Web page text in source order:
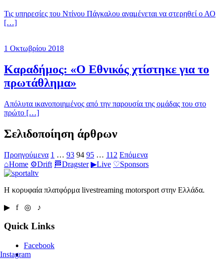
Τις υπηρεσίες του Ντίνου Πάγκαλου αναμένεται να στερηθεί ο ΑΟ
[…]
1 Οκτωβρίου 2018
Καραδήμος: «Ο Εθνικός χτίστηκε για το
πρωτάθλημα»
Απόλυτα ικανοποιημένος από την παρουσία της ομάδας του στο
πρώτο […]
Σελιδοποίηση άρθρων
Προηγούμενα 1 … 93 94 95 … 112 Επόμενα
⌂Home ⚙Drift 🏁Dragster ▶Live ♡Sponsors
Η κορυφαία πλατφόρμα livestreaming motorsport στην Ελλάδα.
▶ f ◎ ♪
Quick Links
Facebook
Instagram